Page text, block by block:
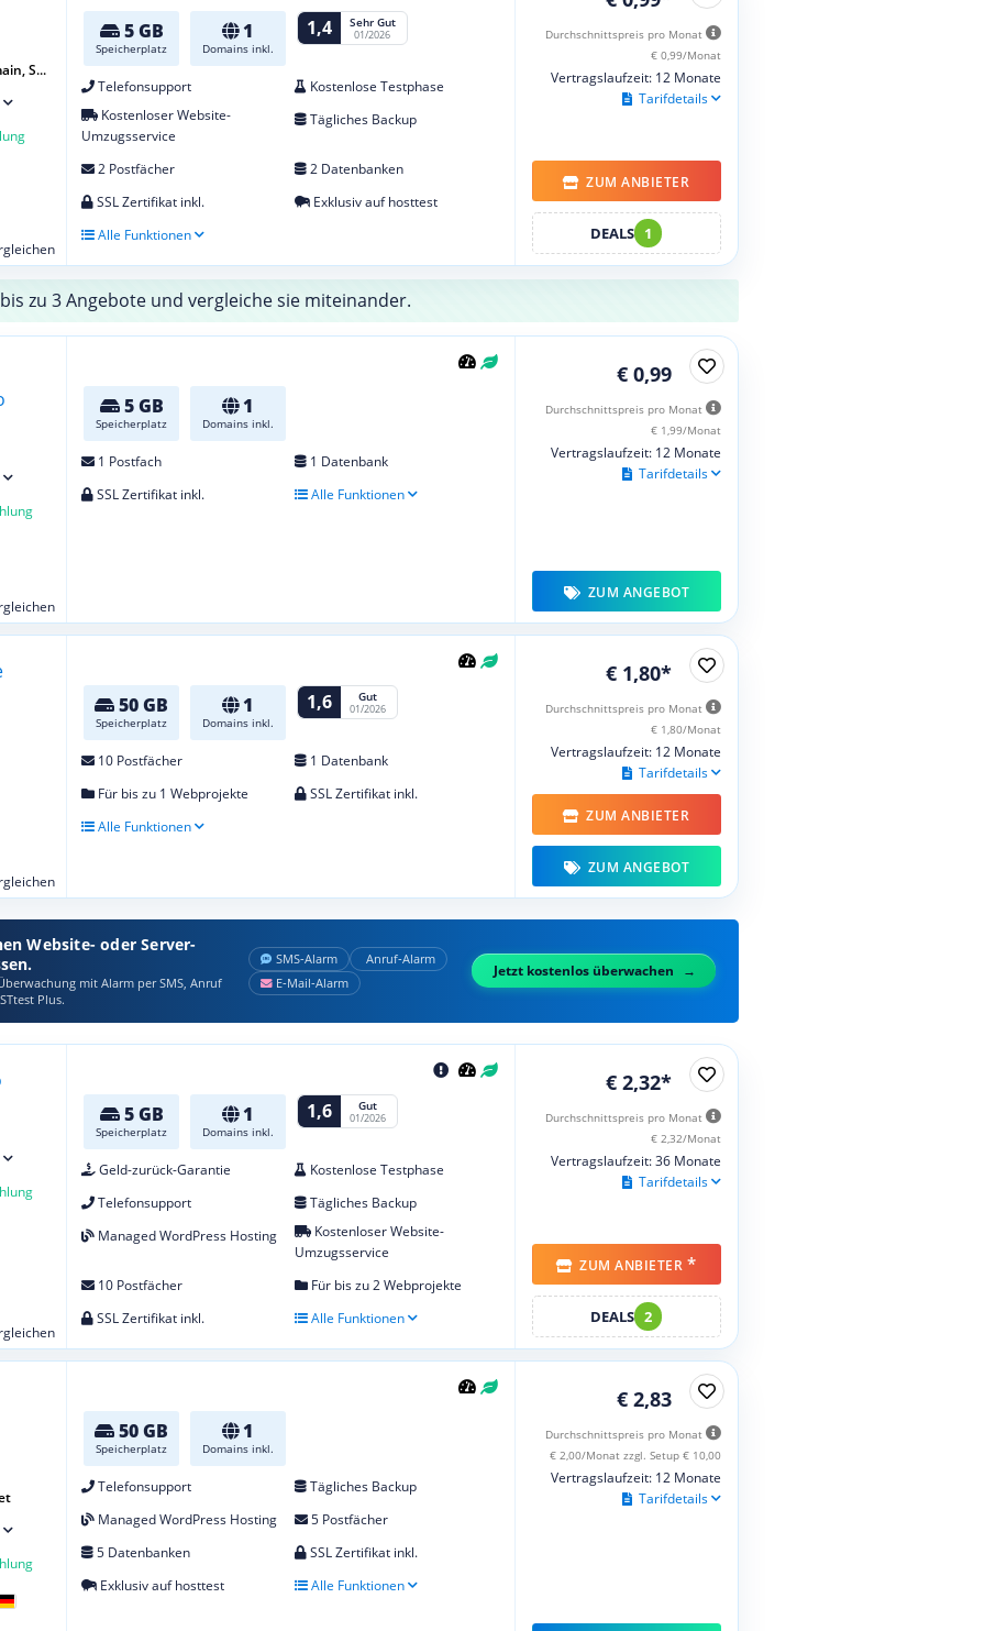
5 GB
Speicherplatz
1
Domains inkl.
1,4 Sehr Gut
01/2026
Telefonsupport
Kostenlose Testphase
Kostenloser Website-
Umzugsservice
Tägliches Backup
2 Postfächer
2 Datenbanken
SSL Zertifikat inkl.
Exklusiv auf hosttest
Alle Funktionen
S...
Durchschnittspreis pro Monat
€ 0,99/Monat
Vertragslaufzeit: 12 Monate
Tarifdetails
ZUM ANBIETER
DEALS 1
zu 3 Angebote und vergleiche sie miteinander.
5 GB
Speicherplatz
1
Domains inkl.
1 Postfach
1 Datenbank
SSL Zertifikat inkl.
Alle Funktionen
€ 0,99
Durchschnittspreis pro Monat
€ 1,99/Monat
Vertragslaufzeit: 12 Monate
Tarifdetails
ZUM ANGEBOT
50 GB
Speicherplatz
1
Domains inkl.
1,6 Gut
01/2026
10 Postfächer
1 Datenbank
Für bis zu 1 Webprojekte
SSL Zertifikat inkl.
Alle Funktionen
€ 1,80*
Durchschnittspreis pro Monat
€ 1,80/Monat
Vertragslaufzeit: 12 Monate
Tarifdetails
ZUM ANBIETER
ZUM ANGEBOT
Website- oder Server-
mit Alarm per SMS, Anruf
Plus.
SMS‑Alarm
Anruf‑Alarm
E‑Mail‑Alarm
Jetzt kostenlos überwachen
5 GB
Speicherplatz
1
Domains inkl.
1,6 Gut
01/2026
Geld-zurück-Garantie
Kostenlose Testphase
Telefonsupport
Tägliches Backup
Managed WordPress Hosting
Kostenloser Website-
Umzugsservice
10 Postfächer
Für bis zu 2 Webprojekte
SSL Zertifikat inkl.
Alle Funktionen
€ 2,32*
Durchschnittspreis pro Monat
€ 2,32/Monat
Vertragslaufzeit: 36 Monate
Tarifdetails
ZUM ANBIETER *
DEALS 2
50 GB
Speicherplatz
1
Domains inkl.
Telefonsupport
Tägliches Backup
Managed WordPress Hosting
5 Postfächer
5 Datenbanken
SSL Zertifikat inkl.
Exklusiv auf hosttest
Alle Funktionen
€ 2,83
Durchschnittspreis pro Monat
€ 2,00/Monat zzgl. Setup € 10,00
Vertragslaufzeit: 12 Monate
Tarifdetails